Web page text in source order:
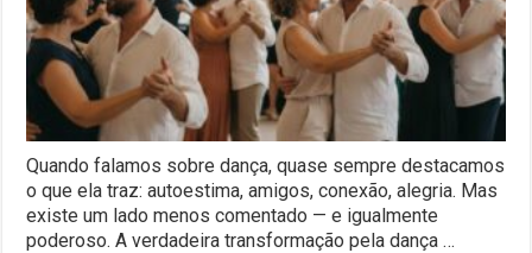
Quando falamos sobre dança, quase sempre destacamos
o que ela traz: autoestima, amigos, conexão, alegria. Mas
existe um lado menos comentado — e igualmente
poderoso. A verdadeira transformação pela dança …